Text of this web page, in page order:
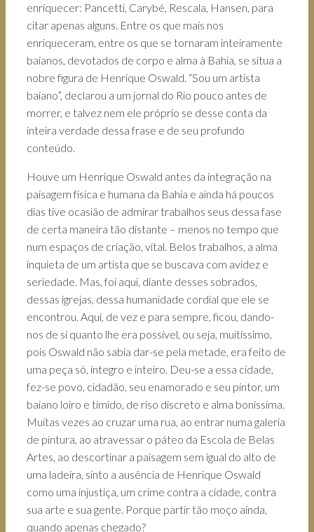
enriquecer: Pancetti, Carybé, Rescala, Hansen, para
citar apenas alguns. Entre os que mais nos
enriqueceram, entre os que se tornaram inteiramente
baianos, devotados de corpo e alma à Bahia, se situa a
nobre figura de Henrique Oswald. “Sou um artista
baiano”, declarou a um jornal do Rio pouco antes de
morrer, e talvez nem ele próprio se desse conta da
inteira verdade dessa frase e de seu profundo
conteúdo.
Houve um Henrique Oswald antes da integração na
paisagem física e humana da Bahia e ainda há poucos
dias tive ocasião de admirar trabalhos seus dessa fase
de certa maneira tão distante – menos no tempo que
num espaços de criação, vital. Belos trabalhos, a alma
inquieta de um artista que se buscava com avidez e
seriedade. Mas, foi aqui, diante desses sobrados,
dessas igrejas, dessa humanidade cordial que ele se
encontrou. Aqui, de vez e para sempre, ficou, dando-
nos de si quanto lhe era possível, ou seja, muitíssimo,
pois Oswald não sabia dar-se pela metade, era feito de
uma peça só, íntegro e inteiro. Deu-se a essa cidade,
fez-se povo, cidadão, seu enamorado e seu pintor, um
baiano loiro e tímido, de riso discreto e alma boníssima.
Muitas vezes ao cruzar uma rua, ao entrar numa galeria
de pintura, ao atravessar o páteo da Escola de Belas
Artes, ao descortinar a paisagem sem igual do alto de
uma ladeira, sinto a ausência de Henrique Oswald
como uma injustiça, um crime contra a cidade, contra
sua arte e sua gente. Porque partir tão moço ainda,
quando apenas chegado?